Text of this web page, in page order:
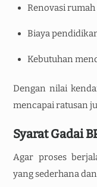
Renovasi rumah
Biaya
Kebutuhan
Dengan nilai
mencapai ratusan
Syarat Gadai
Agar proses
yang sederhana